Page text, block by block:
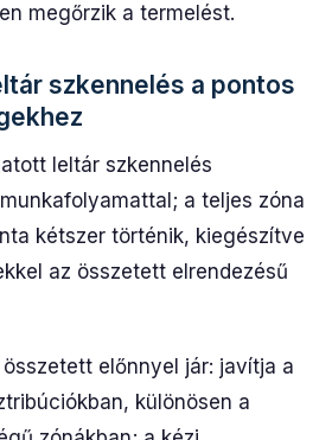
megőrzik a termelést.
szkennelés a pontos
leltár szkennelés
a teljes zóna
kétszer történik, kiegészítve
az összetett elrendezésű
előnnyel jár: javítja a
különösen a